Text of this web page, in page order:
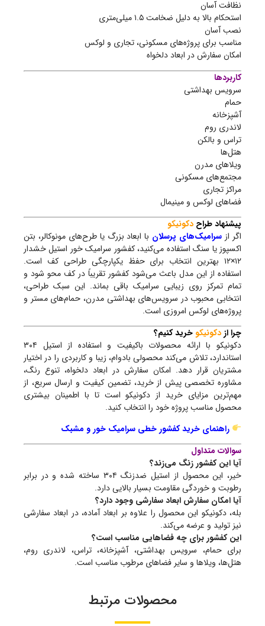
نظافت آسان
استحکام بالا به دلیل ضخامت ۱.۵ میلی‌متری
نصب آسان
مناسب برای پروژه‌های مسکونی، تجاری و لوکس
امکان سفارش در ابعاد دلخواه
کاربردها
سرویس بهداشتی
حمام
آشپزخانه
لاندری روم
تراس و بالکن
هتل‌ها
ویلاهای مدرن
مجتمع‌های مسکونی
مراکز تجاری
فضاهای لوکس و مینیمال
پیشنهاد طراح دکونیکو
اگر از سرامیک‌های پرسلان با ابعاد بزرگ یا طرح‌های مونوکالر، بتن
اکسپوز یا سنگ استفاده می‌کنید، کفشور سرامیک خور استیل خشدار
۱۲×۱۲ بهترین انتخاب برای حفظ یکپارچگی طراحی کف است.
استفاده از این مدل باعث می‌شود کفشور تقریباً در کف محو شود و
تمام تمرکز روی زیبایی سرامیک باقی بماند. این سبک طراحی،
انتخابی محبوب در سرویس‌های بهداشتی مدرن، حمام‌های مستر و
پروژه‌های لوکس امروزی است.
چرا ازدکونیکوخرید کنیم؟
دکونیکو با ارائه محصولات باکیفیت و استفاده از استیل ۳۰۴
استاندارد، تلاش می‌کند محصولی بادوام، زیبا و کاربردی را در اختیار
مشتریان قرار دهد. امکان سفارش در ابعاد دلخواه، تنوع رنگ،
مشاوره تخصصی پیش از خرید، تضمین کیفیت و ارسال سریع، از
مهم‌ترین مزایای خرید از دکونیکو است تا با اطمینان بیشتری
محصول مناسب پروژه خود را انتخاب کنید.
راهنمای خرید کفشور خطی سرامیک خور و مشبک
سوالات متداول
آیا این کفشور زنگ می‌زند؟
خیر، این محصول از استیل ضدزنگ ۳۰۴ ساخته شده و در برابر
رطوبت و خوردگی مقاومت بسیار بالایی دارد.
آیا امکان سفارش ابعاد سفارشی وجود دارد؟
بله، دکونیکو این محصول را علاوه بر ابعاد آماده، در ابعاد سفارشی
نیز تولید و عرضه می‌کند.
این کفشور برای چه فضاهایی مناسب است؟
برای حمام، سرویس بهداشتی، آشپزخانه، تراس، لاندری روم،
هتل‌ها، ویلاها و سایر فضاهای مرطوب مناسب است.
محصولات مرتبط